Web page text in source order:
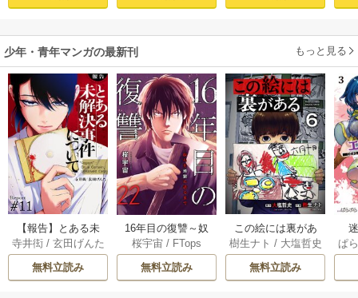
少年・青年マンガの最新刊 もっと見る
【報告】とある未
解決事件について 1
1巻
寺井衒/ 玄田げんた
無料立読み
16年目の復讐～奴
らを地獄に送るま
で 22巻
桜宇宙 / FTops
無料立読み
この絵には裏があ
る 6巻
樹生ナト / 大塩哲史
無料立読み
ぱ